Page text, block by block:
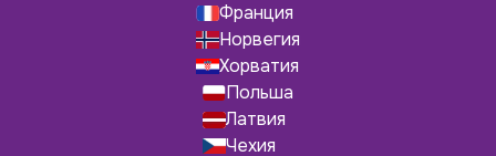
Франция
Норвегия
Хорватия
Польша
Латвия
Чехия